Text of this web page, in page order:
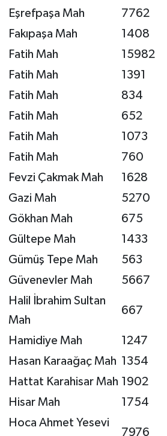
Eşrefpaşa Mah
7762
Fakıpaşa Mah
1408
Fatih Mah
15982
Fatih Mah
1391
Fatih Mah
834
Fatih Mah
652
Fatih Mah
1073
Fatih Mah
760
Fevzi Çakmak Mah
1628
Gazi Mah
5270
Gökhan Mah
675
Gültepe Mah
1433
Gümüş Tepe Mah
563
Güvenevler Mah
5667
Halil İbrahim Sultan
Mah
667
Hamidiye Mah
1247
Hasan Karaağaç Mah 1354
Hattat Karahisar Mah 1902
Hisar Mah
1754
Hoca Ahmet Yesevi
7976